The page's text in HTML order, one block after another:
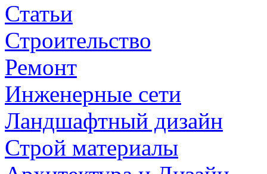
Статьи
Строительство
Ремонт
Инженерные сети
Ландшафтный дизайн
Строй материалы